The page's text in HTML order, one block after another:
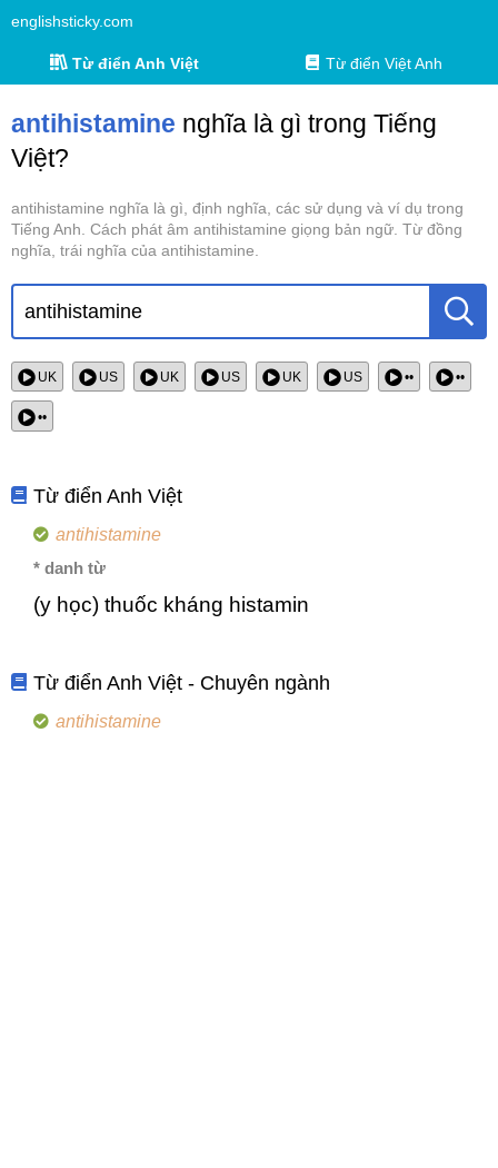
englishsticky.com
Từ điển Anh Việt Từ điển Việt Anh
antihistamine nghĩa là gì trong Tiếng
Việt?
antihistamine nghĩa là gì, định nghĩa, các sử dụng và ví dụ trong
Tiếng Anh. Cách phát âm antihistamine giọng bản ngữ. Từ đồng
nghĩa, trái nghĩa của antihistamine.
UK US UK US UK US •• ••
••
Từ điển Anh Việt
antihistamine
* danh từ
(y học) thuốc kháng histamin
Từ điển Anh Việt - Chuyên ngành
antihistamine